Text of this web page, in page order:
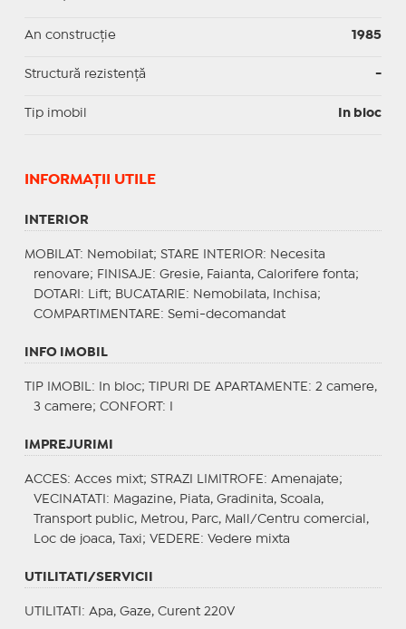
An construcție 1985
Structură rezistență -
Tip imobil In bloc
INFORMAŢII UTILE
INTERIOR
MOBILAT : Nemobilat; STARE INTERIOR: Necesita
renovare; FINISAJE : Gresie, Faianta, Calorifere fonta;
DOTARI : Lift; BUCATARIE : Nemobilata, Inchisa;
COMPARTIMENTARE : Semi-decomandat
INFO IMOBIL
TIP IMOBIL : In bloc; TIPURI DE APARTAMENTE : 2 camere,
3 camere; CONFORT : I
IMPREJURIMI
ACCES: Acces mixt; STRAZI LIMITROFE : Amenajate;
VECINATATI : Magazine, Piata, Gradinita, Scoala,
Transport public, Metrou, Parc, Mall/Centru comercial,
Loc de joaca, Taxi; VEDERE : Vedere mixta
UTILITATI/SERVICII
UTILITATI : Apa, Gaze, Curent 220V